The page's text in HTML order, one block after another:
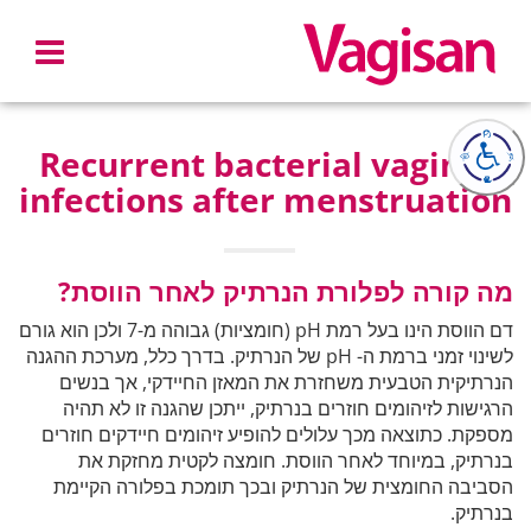
Recurrent bacterial vaginal
infections after menstruation
מה קורה לפלורת הנרתיק לאחר הווסת?
דם הווסת הינו בעל רמת pH (חומציות) גבוהה מ-7 ולכן הוא גורם
לשינוי זמני ברמת ה- pH של הנרתיק. בדרך כלל, מערכת ההגנה
הנרתיקית הטבעית משחזרת את המאזן החיידקי, אך בנשים
הרגישות לזיהומים חוזרים בנרתיק, ייתכן שהגנה זו לא תהיה
מספקת. כתוצאה מכך עלולים להופיע זיהומים חיידקים חוזרים
בנרתיק, במיוחד לאחר הווסת. חומצה לקטית מחזקת את
הסביבה החומצית של הנרתיק ובכך תומכת בפלורה הקיימת
בנרתיק.